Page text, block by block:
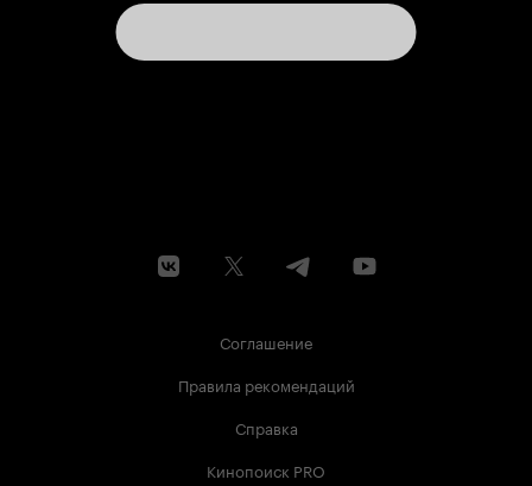
Соглашение
Правила рекомендаций
Справка
Кинопоиск PRO